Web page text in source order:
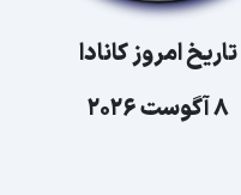
تاریخ امروز کانادا
8 آگوست 2026